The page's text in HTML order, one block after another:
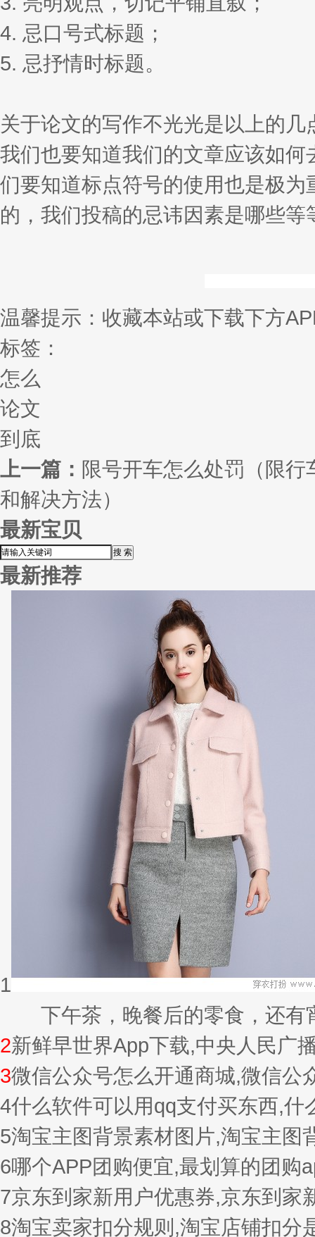
4. 忌口号式标题；
5. 忌抒情时标题。
关于论文的写作不光光是以上的
我们也要知道我们的文章应该如
们要知道标点符号的使用也是极
的，我们投稿的忌讳因素是哪些等
温馨提示：收藏本站或下载下方
标签：
怎么
论文
到底
上一篇： 限号开车怎么处罚（限行
和解决方法）
最新宝贝
最新推荐
1
下午茶，晚餐后的零食，还有
2新鲜早世界App下载,中央人民广
3微信公众号怎么开通商城,微信公
4什么软件可以用qq支付买东西,什
5淘宝主图背景素材图片,淘宝主图
6哪个APP团购便宜,最划算的团购
7京东到家新用户优惠券,京东到家
8淘宝卖家扣分规则,淘宝店铺扣分